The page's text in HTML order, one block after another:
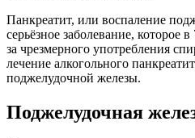
Панкреатит, или воспаление
серьёзное заболевание, которое
за чрезмерного употребления
лечение алкогольного
поджелудочной железы.
Поджелудочная